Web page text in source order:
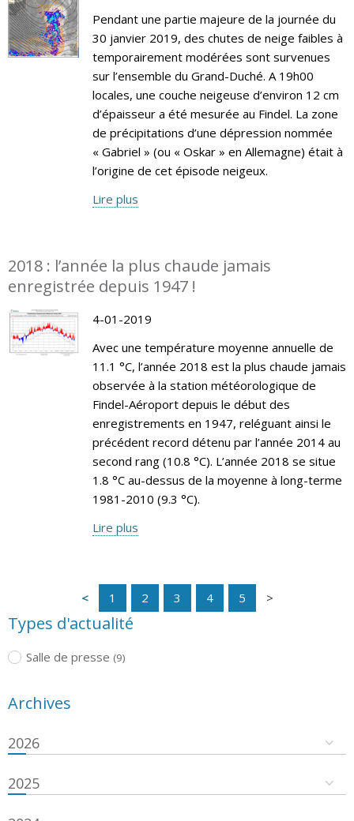
Pendant une partie majeure de la journée du
30 janvier 2019, des chutes de neige faibles à
temporairement modérées sont survenues
sur l’ensemble du Grand-Duché. A 19h00
locales, une couche neigeuse d’environ 12 cm
d’épaisseur a été mesurée au Findel. La zone
de précipitations d’une dépression nommée
« Gabriel » (ou « Oskar » en Allemagne) était à
l’origine de cet épisode neigeux.
Lire plus
2018 : l’année la plus chaude jamais
enregistrée depuis 1947 !
4-01-2019
Avec une température moyenne annuelle de
11.1 °C, l’année 2018 est la plus chaude jamais
observée à la station météorologique de
Findel-Aéroport depuis le début des
enregistrements en 1947, reléguant ainsi le
précédent record détenu par l’année 2014 au
second rang (10.8 °C). L’année 2018 se situe
1.8 °C au-dessus de la moyenne à long-terme
1981-2010 (9.3 °C).
Lire plus
1 2 3 4 5
Types d'actualité
Salle de presse (9)
Archives
2026
2025